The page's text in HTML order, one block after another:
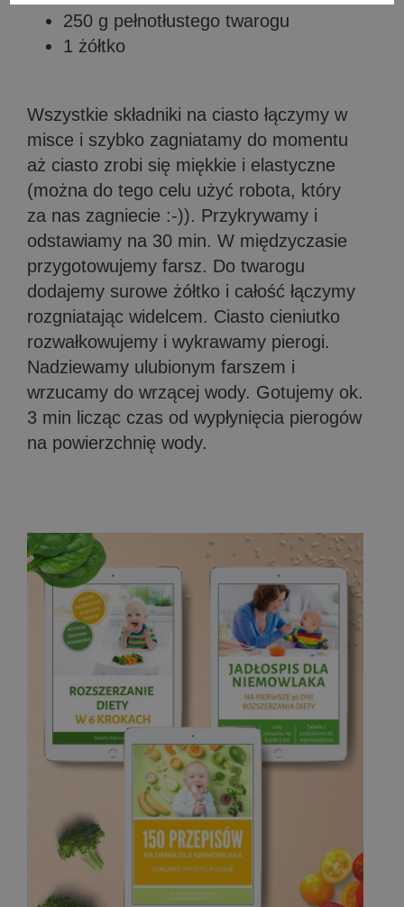
250 g pełnotłustego twarogu
1 żółtko
Wszystkie składniki na ciasto łączymy w
misce i szybko zagniatamy do momentu
aż ciasto zrobi się miękkie i elastyczne
(można do tego celu użyć robota, który
za nas zagniecie :-)). Przykrywamy i
odstawiamy na 30 min. W międzyczasie
przygotowujemy farsz. Do twarogu
dodajemy surowe żółtko i całość łączymy
rozgniatając widelcem. Ciasto cieniutko
rozwałkowujemy i wykrawamy pierogi.
Nadziewamy ulubionym farszem i
wrzucamy do wrzącej wody. Gotujemy ok.
3 min licząc czas od wypłynięcia pierogów
na powierzchnię wody.